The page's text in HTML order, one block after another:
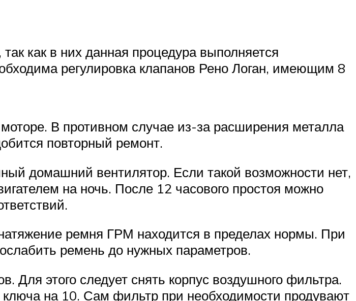
как в них данная процедура выполняется
регулировка клапанов Рено Логан, имеющим 8
В противном случае из-за расширения металла
повторный ремонт.
домашний вентилятор. Если такой возможности нет,
на ночь. После 12 часового простоя можно
ремня ГРМ находится в пределах нормы. При
ремень до нужных параметров.
Для этого следует снять корпус воздушного фильтра.
на 10. Сам фильтр при необходимости продувают